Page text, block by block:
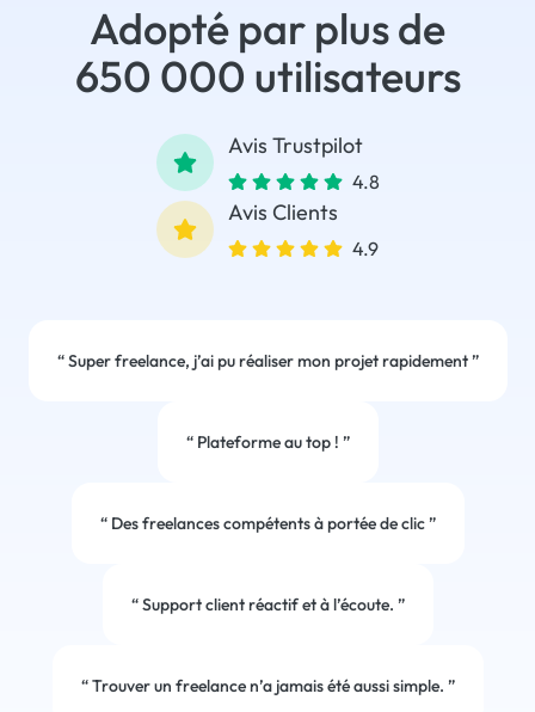
Adopté par plus de
650 000 utilisateurs
Avis Trustpilot
4.8
Avis Clients
4.9
“Super freelance, j’ai pu réaliser mon projet rapidement”
“Plateforme au top ! ”
“Des freelances compétents à portée de clic”
“Support client réactif et à l’écoute. ”
“Trouver un freelance n’a jamais été aussi simple. ”